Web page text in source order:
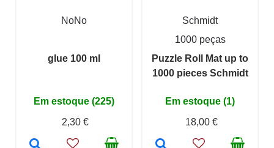
NoNo
glue 100 ml
Em estoque (225)
2,30 €
Schmidt
1000 peças
Puzzle Roll Mat up to
1000 pieces Schmidt
Em estoque (1)
18,00 €